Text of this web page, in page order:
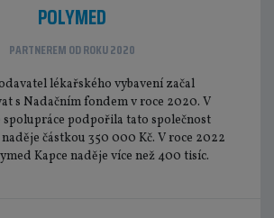
POLYMED
PARTNEREM OD ROKU 2020
lékařského vybavení začal
s Nadačním fondem v roce 2020. V
podpořila tato společnost
částkou 350 000 Kč. V roce 2022
Kapce naděje více než 400 tisíc.